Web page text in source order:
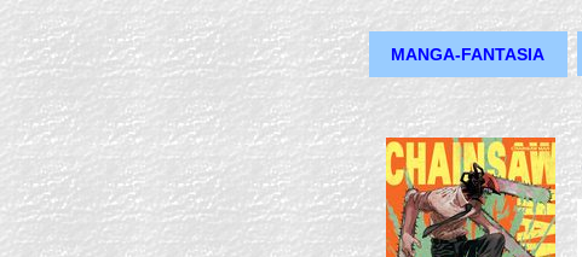
MANGA-FANTASIA